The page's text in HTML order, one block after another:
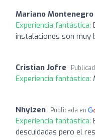
Mariano Montenegro
Experiencia fantástica:
instalaciones son muy
Cristian Jofre
Experiencia fantástica:
Nhylzen Publicada en
Experiencia fantástica:
descuidadas pero el